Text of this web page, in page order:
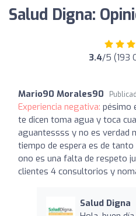
Salud Digna:
3.4/5 (193
Mario90 Morales90
Experiencia negativa: pésimo
te dicen toma agua y toca
aguantessss y no es verdad
tiempo de espera es de
ono es una falta de respeto
clientes 4 consultorios y
Salud Digna